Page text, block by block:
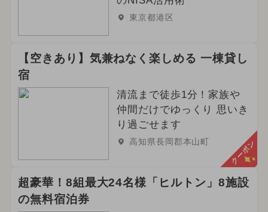
東京都港区
【空きあり】気兼ねなく楽しめる 一棟貸し
宿
清流まで徒歩1分！家族や
仲間だけでゆっくり 思いき
り過ごせます
高知県長岡郡本山町 クーポン
超豪華！8組最大24名様「ヒルトン」8施設
の無料宿泊券